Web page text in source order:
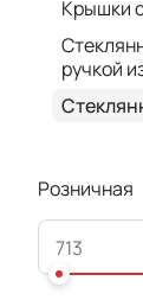
Крышки
ручкой
Розничная